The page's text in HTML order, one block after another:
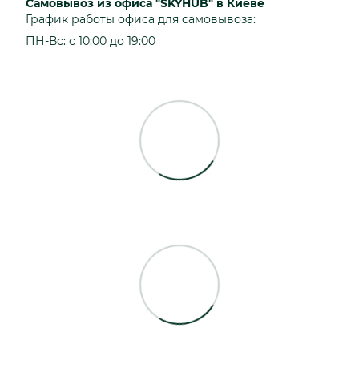
Самовывоз из офиса "SKYHUB" в Киеве
График работы офиса для самовывоза:
ПН-Вс: с 10:00 до 19:00